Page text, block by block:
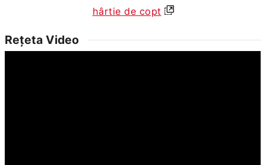
hârtie de copt
Rețeta Video